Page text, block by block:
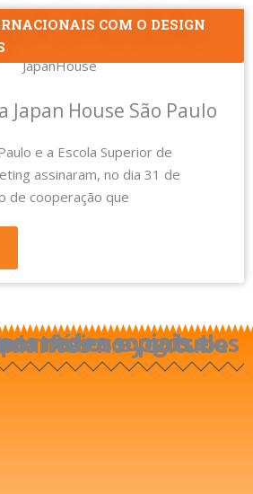
COM O DESIGN
Japan House São Paulo
e a Escola Superior de
assinaram, no dia 31 de
de cooperação que
os portfólios e pgds dos nossos estudantes no youtube